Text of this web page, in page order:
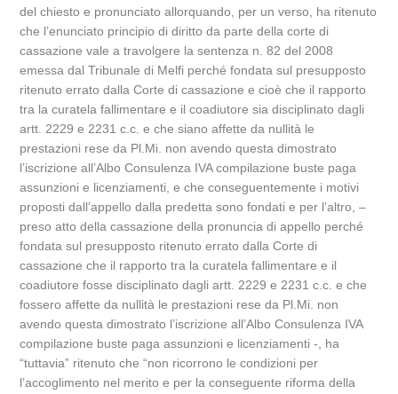
del chiesto e pronunciato allorquando, per un verso, ha ritenuto
che l’enunciato principio di diritto da parte della corte di
cassazione vale a travolgere la sentenza n. 82 del 2008
emessa dal Tribunale di Melfi perché fondata sul presupposto
ritenuto errato dalla Corte di cassazione e cioè che il rapporto
tra la curatela fallimentare e il coadiutore sia disciplinato dagli
artt. 2229 e 2231 c.c. e che siano affette da nullità le
prestazioni rese da Pl.Mi. non avendo questa dimostrato
l’iscrizione all’Albo Consulenza IVA compilazione buste paga
assunzioni e licenziamenti, e che conseguentemente i motivi
proposti dall’appello dalla predetta sono fondati e per l’altro, –
preso atto della cassazione della pronuncia di appello perché
fondata sul presupposto ritenuto errato dalla Corte di
cassazione che il rapporto tra la curatela fallimentare e il
coadiutore fosse disciplinato dagli artt. 2229 e 2231 c.c. e che
fossero affette da nullità le prestazioni rese da Pl.Mi. non
avendo questa dimostrato l’iscrizione all’Albo Consulenza IVA
compilazione buste paga assunzioni e licenziamenti -, ha
“tuttavia” ritenuto che “non ricorrono le condizioni per
l’accoglimento nel merito e per la conseguente riforma della